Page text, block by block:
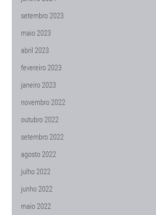
setembro 2023
maio 2023
abril 2023
fevereiro 2023
janeiro 2023
novembro 2022
outubro 2022
setembro 2022
agosto 2022
julho 2022
junho 2022
maio 2022